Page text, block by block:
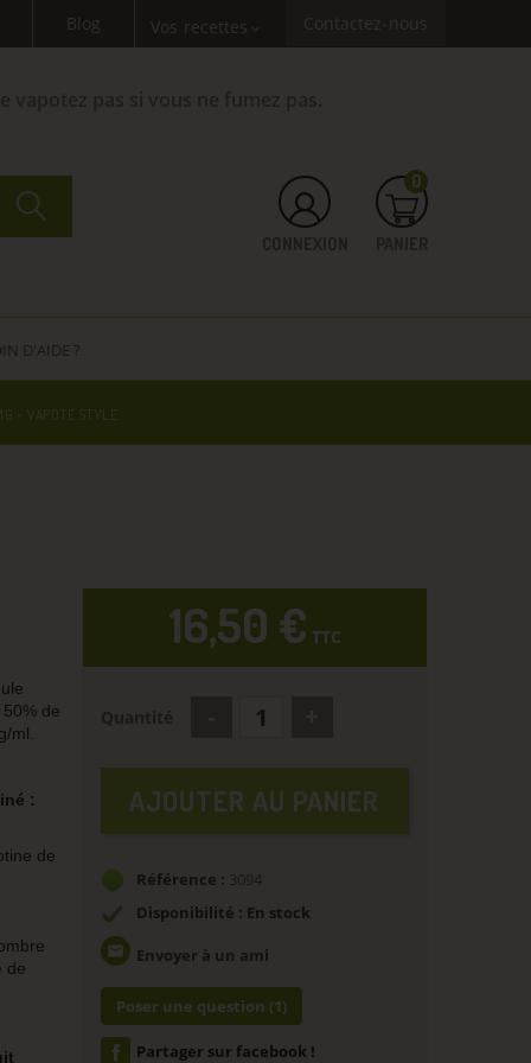
Blog Vos recettes expand_more Contactez-nous
0
D'AIDE ?
- VAPOTE STYLE
de
ml.
:
de
de
16,50 € TTC
AJOUTER AU PANIER
Référence :
3094
Disponibilité : En stock
email Envoyer à un ami
Poser une question (1)
Partager sur facebook !